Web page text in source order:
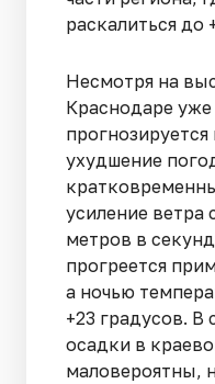
раскалиться до
Несмотря на
Краснодаре уже
ухудшение
усиление
метров в
прогреется
а ночью
+23 градусов. В
осадки в
маловероятны,